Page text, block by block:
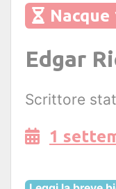
Nacque
Edgar
Scrittore
1